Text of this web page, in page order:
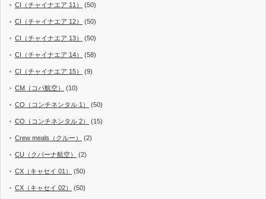
CI（チャイナエア 11） (50)
CI（チャイナエア 12） (50)
CI（チャイナエア 13） (50)
CI（チャイナエア 14） (58)
CI（チャイナエア 15） (9)
CM（コパ航空） (10)
CO（コンチネンタル 1） (50)
CO（コンチネンタル 2） (15)
Crew meals（クルー） (2)
CU（クバーナ航空） (2)
CX（キャセイ 01） (50)
CX（キャセイ 02） (50)